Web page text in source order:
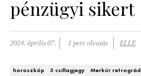
PSZICHÉ
ÉLETMÓD
PÁRKAPCSOLAT
pénzügyi sikert
2024. április 07. 1 perc olvasás ELLE
horoszkóp 3 csillagjegy Merkúr retrográd